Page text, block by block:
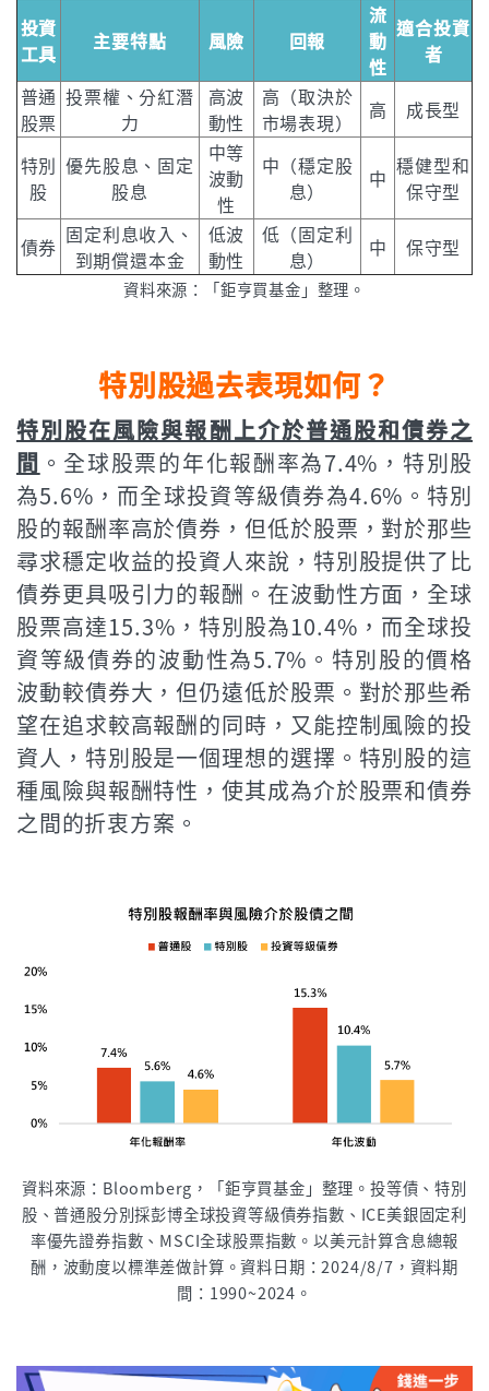
投資
工具
主要特點 風險 回報
流
動
性
適合投資
者
普通
股票
投票權、分紅潛
力
高波
動性
高（取決於
市場表現）
高 成長型
特別
股
優先股息、固定
股息
中等
波動
性
中（穩定股
息）
中 穩健型和
保守型
債券 固定利息收入、
到期償還本金
低波
動性
低（固定利
息）
中 保守型
資料來源：「鉅亨買基金」整理。
特別股過去表現如何？
特別股在風險與報酬上介於普通股和債券之
間 。全球股票的年化報酬率為7.4%，特別股
為5.6%，而全球投資等級債券為4.6%。特別
股的報酬率高於債券，但低於股票，對於那些
尋求穩定收益的投資人來說，特別股提供了比
債券更具吸引力的報酬。在波動性方面，全球
股票高達15.3%，特別股為10.4%，而全球投
資等級債券的波動性為5.7%。特別股的價格
波動較債券大，但仍遠低於股票。對於那些希
望在追求較高報酬的同時，又能控制風險的投
資人，特別股是一個理想的選擇。特別股的這
種風險與報酬特性，使其成為介於股票和債券
之間的折衷方案。
資料來源：Bloomberg，「鉅亨買基金」整理。投等債、特別
股、普通股分別採彭博全球投資等級債券指數、ICE美銀固定利
率優先證券指數、MSCI全球股票指數。以美元計算含息總報
酬，波動度以標準差做計算。資料日期：2024/8/7，資料期
間：1990~2024。